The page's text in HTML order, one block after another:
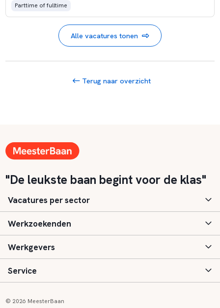
Parttime of fulltime
Alle vacatures tonen
Terug naar overzicht
"De leukste baan begint voor de klas"
Vacatures per sector
Basisonderwijs
Speciaal (basis) onderwijs
Voortgezet onderwijs
Werkzoekenden
Aanmelden
Vacatures
Werkgevers
Inloggen
Service
© 2026 MeesterBaan